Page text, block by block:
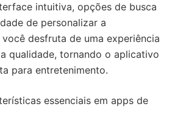
intuitiva, opções de busca
de personalizar a
desfruta de uma experiência
qualidade, tornando o aplicativo
para entretenimento.
essenciais em apps de